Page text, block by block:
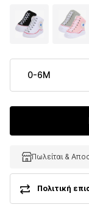
0-6M
Πωλείται &
Πωλείται &
Πωλείται &
Πολιτική